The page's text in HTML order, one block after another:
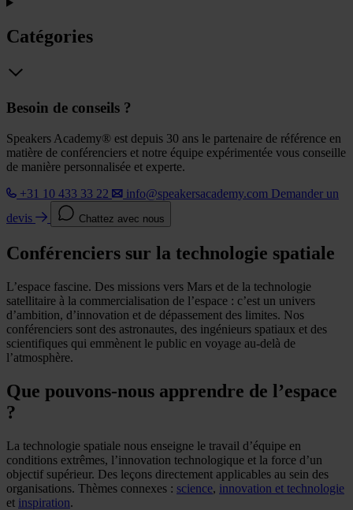
Catégories
Besoin de conseils ?
Speakers Academy® est depuis 30 ans le partenaire de référence en
matière de conférenciers et notre équipe expérimentée vous conseille
de manière personnalisée et experte.
+31 10 433 33 22
info@speakersacademy.com Demander un
devis
Chattez avec nous
Conférenciers sur la technologie spatiale
L’espace fascine. Des missions vers Mars et de la technologie
satellitaire à la commercialisation de l’espace : c’est un univers
d’ambition, d’innovation et de dépassement des limites. Nos
conférenciers sont des astronautes, des ingénieurs spatiaux et des
scientifiques qui emmènent le public en voyage au-delà de
l’atmosphère.
Que pouvons-nous apprendre de l’espace
?
La technologie spatiale nous enseigne le travail d’équipe en
conditions extrêmes, l’innovation technologique et la force d’un
objectif supérieur. Des leçons directement applicables au sein des
organisations. Thèmes connexes : science, innovation et technologie
et inspiration.